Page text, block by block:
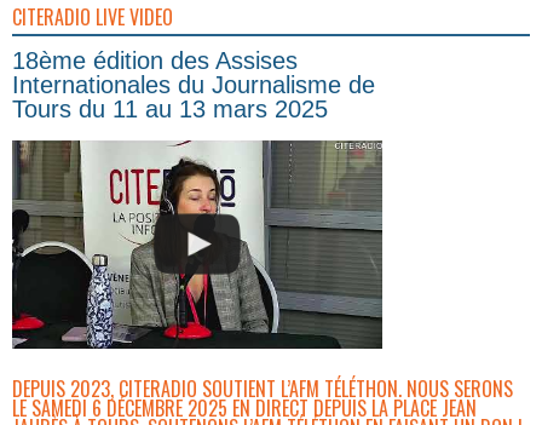
CITERADIO LIVE VIDEO
18ème édition des Assises
Internationales du Journalisme de
Tours du 11 au 13 mars 2025
DEPUIS 2023, CITERADIO SOUTIENT L’AFM TÉLÉTHON. NOUS SERONS
LE SAMEDI 6 DÉCEMBRE 2025 EN DIRECT DEPUIS LA PLACE JEAN